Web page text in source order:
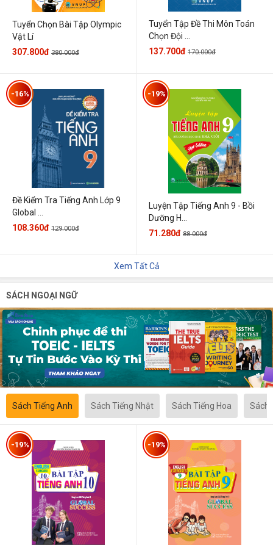
Tuyển Chọn Bài Tập Olympic
Vật Lí
307.800đ 380.000đ
Tuyển Tập Đề Thi Môn Toán
Chọn Đội ...
137.700đ 170.000đ
Đề Kiểm Tra Tiếng Anh Lớp 9
Global ...
-16%
108.360đ 129.000đ
Luyện Tập Tiếng Anh 9 - Bồi
Dưỡng H...
-19%
71.280đ 88.000đ
Xem Tất Cả
SÁCH NGOẠI NGỮ
Sách Tiếng Anh Sách Tiếng Nhật Sách Tiếng Hoa Sách
-19% -19%